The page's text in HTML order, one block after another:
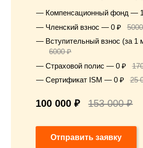
Компенсационный фонд —
Членский взнос — 0 ₽
Вступительный взнос (за
6000 ₽
Страховой полис — 0 ₽
Сертификат ISM — 0 ₽
25
100 000 ₽ 153 000 ₽
Отправить заявку